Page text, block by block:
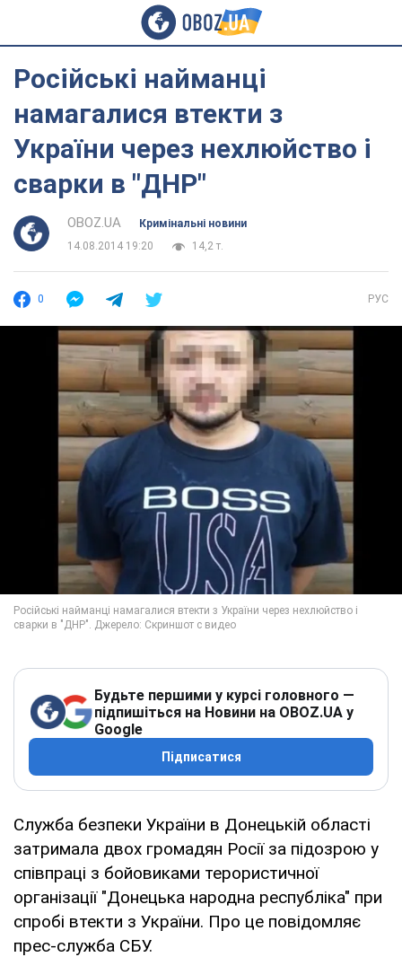
Російські найманці
намагалися втекти з
України через нехлюйство і
сварки в "ДНР"
OBOZ.UA
Кримінальні новини
14.08.2014 19:20
14,2 т.
0 РУС
Будьте першими у курсі головного —
підпишіться на Новини на OBOZ.UA у
Google
Підписатися
Служба безпеки України в Донецькій області
затримала двох громадян Росії за підозрою у
співпраці з бойовиками терористичної
організації "Донецька народна республіка" при
спробі втекти з України. Про це повідомляє
прес-служба СБУ.